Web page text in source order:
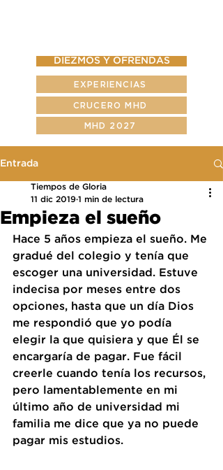
DIEZMOS Y OFRENDAS
EXPERIENCIAS
CRUCERO MHD
MHD 2027
Entrada
Empieza el sueño
Tiempos de Gloria
11 dic 2019 1 min de lectura
Hace 5 años empieza el sueño. Me
gradué del colegio y tenía que
escoger una universidad. Estuve
indecisa por meses entre dos
opciones, hasta que un día Dios
me respondió que yo podía
elegir la que quisiera y que Él se
encargaría de pagar. Fue fácil
creerle cuando tenía los recursos,
pero lamentablemente en mi
último año de universidad mi
familia me dice que ya no puede
pagar mis estudios.